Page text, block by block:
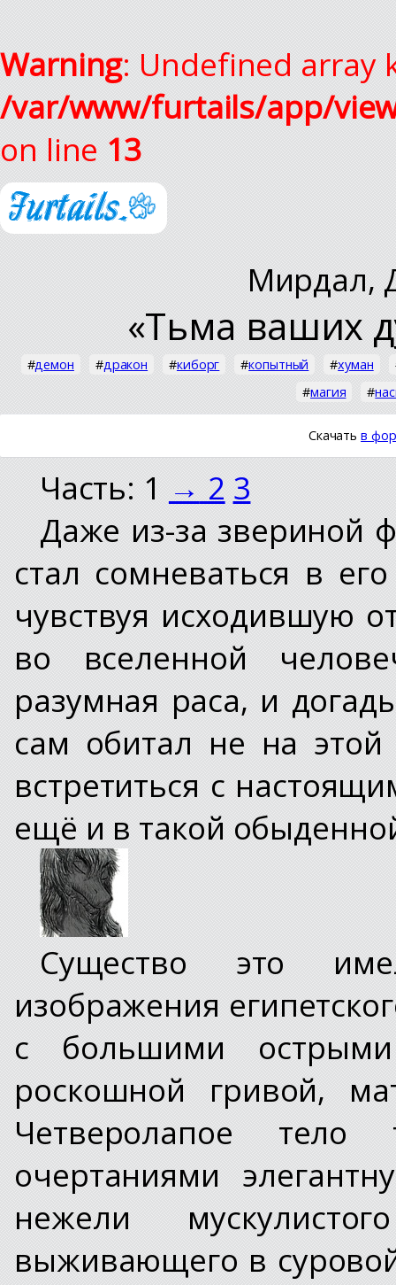
Warning: Undefined array
/var/www/furtails/app/
on line 13
Мирдал,
«Тьма ваших
#демон #дракон #киборг #копытный #хуман
#магия #
Скачатьв
Часть: 1 → 2 3
Даже из-за звериной
стал сомневаться в
чувствуя исходившую
во вселенной
разумная раса, и
сам обитал не на
встретиться с
ещё и в такой
Существо это
изображения
с большими
роскошной гривой,
Четверолапое
очертаниями
нежели
выживающего в